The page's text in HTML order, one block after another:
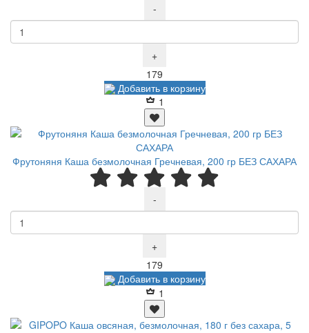
-
+
179
Добавить в корзину
1
Фрутоняня Каша безмолочная Гречневая, 200 гр БЕЗ САХАРА
-
+
179
Добавить в корзину
1